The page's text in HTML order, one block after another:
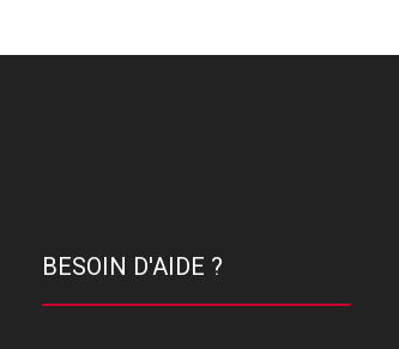
BESOIN D'AIDE ?